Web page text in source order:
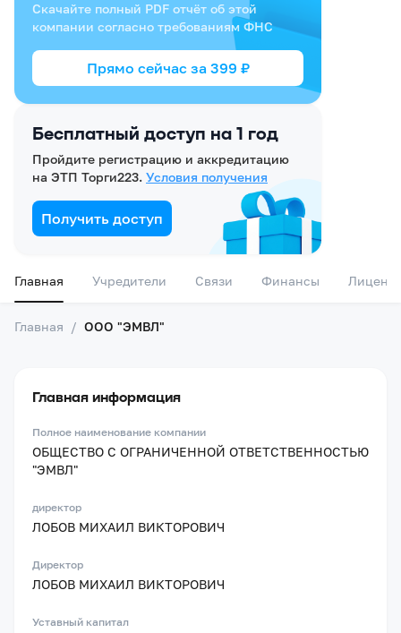
Бесплатный доступ на 1 год
Пройдите регистрацию и аккредитацию
на ЭТП Торги223. Условия получения
Получить доступ
Скачайте полный PDF отчёт об этой
компании согласно требованиям ФНС
Прямо сейчас за 399 ₽
Главная Учредители Связи Финансы
Главная / ООО "ЭМВЛ"
Главная информация
Полное наименование компании
ОБЩЕСТВО С ОГРАНИЧЕННОЙ ОТВЕТСТВЕННОСТЬЮ
"ЭМВЛ"
директор
ЛОБОВ МИХАИЛ ВИКТОРОВИЧ
Директор
ЛОБОВ МИХАИЛ ВИКТОРОВИЧ
Уставный капитал